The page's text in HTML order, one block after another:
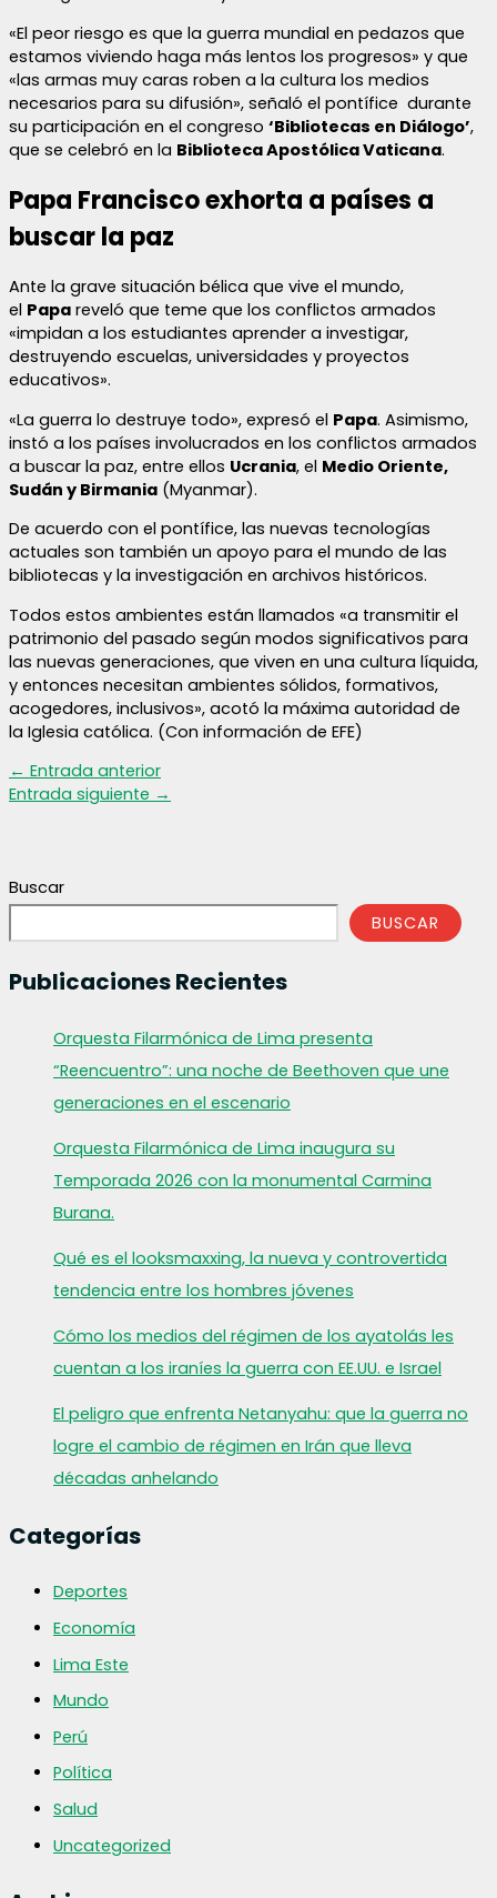
«El peor riesgo es que la guerra mundial en pedazos que
estamos viviendo haga más lentos los progresos» y que
«las armas muy caras roben a la cultura los medios
necesarios para su difusión», señaló el pontífice durante
su participación en el congreso ‘Bibliotecas en Diálogo’,
que se celebró en la Biblioteca Apostólica Vaticana.
Papa Francisco exhorta a países a
buscar la paz
Ante la grave situación bélica que vive el mundo,
el Papa reveló que teme que los conflictos armados
«impidan a los estudiantes aprender a investigar,
destruyendo escuelas, universidades y proyectos
educativos».
«La guerra lo destruye todo», expresó el Papa. Asimismo,
instó a los países involucrados en los conflictos armados
a buscar la paz, entre ellos Ucrania, el Medio Oriente,
Sudán y Birmania (Myanmar).
De acuerdo con el pontífice, las nuevas tecnologías
actuales son también un apoyo para el mundo de las
bibliotecas y la investigación en archivos históricos.
Todos estos ambientes están llamados «a transmitir el
patrimonio del pasado según modos significativos para
las nuevas generaciones, que viven en una cultura líquida,
y entonces necesitan ambientes sólidos, formativos,
acogedores, inclusivos», acotó la máxima autoridad de
la Iglesia católica. (Con información de EFE)
← Entrada anterior
Entrada siguiente →
Buscar
BUSCAR
Publicaciones Recientes
Orquesta Filarmónica de Lima presenta
“Reencuentro”: una noche de Beethoven que une
generaciones en el escenario
Orquesta Filarmónica de Lima inaugura su
Temporada 2026 con la monumental Carmina
Burana.
Qué es el looksmaxxing, la nueva y controvertida
tendencia entre los hombres jóvenes
Cómo los medios del régimen de los ayatolás les
cuentan a los iraníes la guerra con EE.UU. e Israel
El peligro que enfrenta Netanyahu: que la guerra no
logre el cambio de régimen en Irán que lleva
décadas anhelando
Categorías
Deportes
Economía
Lima Este
Mundo
Perú
Política
Salud
Uncategorized